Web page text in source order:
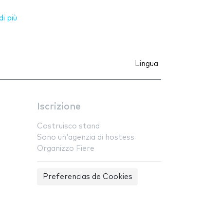
più
Lingua
Iscrizione
Costruisco stand
Sono un'agenzia di hostess
Organizzo Fiere
Preferencias de Cookies